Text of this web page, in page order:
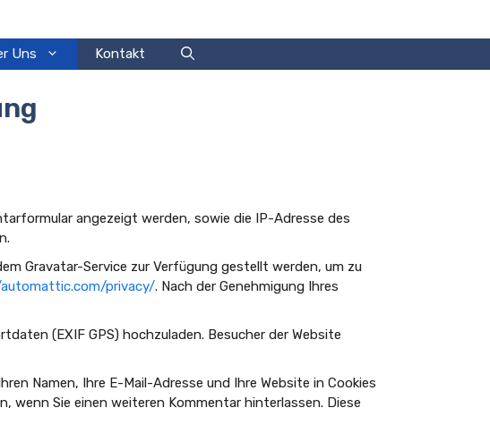
Uns Kontakt
angezeigt werden, sowie die IP-Adresse des
Gravatar-Service zur Verfügung gestellt werden, um zu
privacy/. Nach der Genehmigung Ihres
(EXIF GPS) hochzuladen. Besucher der Website
Namen, Ihre E-Mail-Adresse und Ihre Website in Cookies
wenn Sie einen weiteren Kommentar hinterlassen. Diese